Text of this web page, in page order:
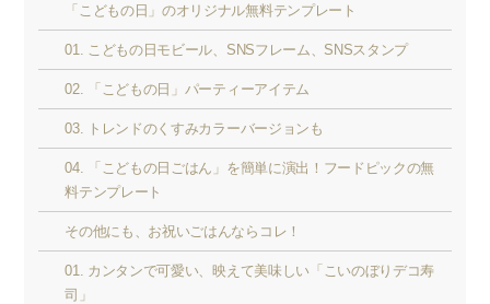
「こどもの日」のオリジナル無料テンプレート
01. こどもの日モビール、SNSフレーム、SNSスタンプ
02. 「こどもの日」パーティーアイテム
03. トレンドのくすみカラーバージョンも
04. 「こどもの日ごはん」を簡単に演出！フードピックの無
料テンプレート
その他にも、お祝いごはんならコレ！
01. カンタンで可愛い、映えて美味しい「こいのぼりデコ寿
司」